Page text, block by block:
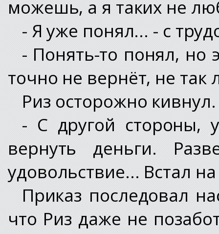
можешь, а я таких не
- Я уже понял... - с
- Понять-то понял, но
точно не вернёт, не так
Риз осторожно кивнул.
- С другой стороны,
вернуть деньги.
удовольствие... Встал
Приказ последовал
что Риз даже не